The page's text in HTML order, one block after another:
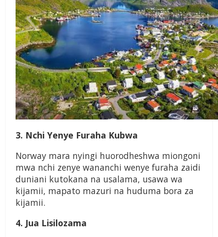
3. Nchi Yenye Furaha Kubwa
Norway mara nyingi huorodheshwa miongoni
mwa nchi zenye wananchi wenye furaha zaidi
duniani kutokana na usalama, usawa wa
kijamii, mapato mazuri na huduma bora za
kijamii.
4. Jua Lisilozama